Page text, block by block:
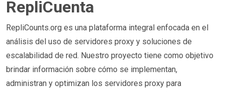
RepliCuenta
RepliCounts.org es una plataforma integral enfocada en el
análisis del uso de servidores proxy y soluciones de
escalabilidad de red. Nuestro proyecto tiene como objetivo
brindar información sobre cómo se implementan,
administran y optimizan los servidores proxy para